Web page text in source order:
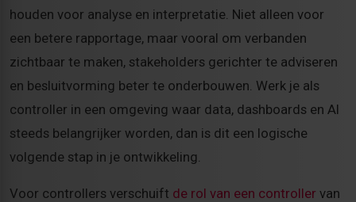
houden voor analyse en interpretatie. Niet alleen voor
een betere rapportage, maar vooral om verbanden
zichtbaar te maken, stakeholders gerichter te adviseren
en besluitvorming beter te onderbouwen. Werk je als
controller in een omgeving waar data, dashboards en AI
steeds belangrijker worden, dan is dit een logische
volgende stap in je ontwikkeling.
Voor controllers verschuift de rol van een controller van